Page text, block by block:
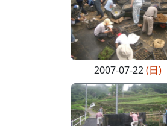
2007-07-22(日)